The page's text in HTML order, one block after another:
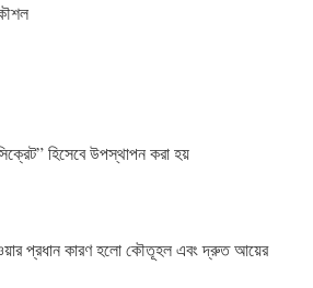
হিসেবে উপস্থাপন করা হয়
প্রধান কারণ হলো কৌতূহল এবং দ্রুত আয়ের